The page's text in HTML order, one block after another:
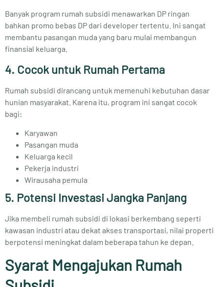
Banyak program rumah subsidi menawarkan DP ringan
bahkan promo bebas DP dari developer tertentu. Ini sangat
membantu pasangan muda yang baru mulai membangun
finansial keluarga.
4. Cocok untuk Rumah Pertama
Rumah subsidi dirancang untuk memenuhi kebutuhan dasar
hunian masyarakat. Karena itu, program ini sangat cocok
bagi:
Karyawan
Pasangan muda
Keluarga kecil
Pekerja industri
Wirausaha pemula
5. Potensi Investasi Jangka Panjang
Jika membeli rumah subsidi di lokasi berkembang seperti
kawasan industri atau dekat akses transportasi, nilai properti
berpotensi meningkat dalam beberapa tahun ke depan.
Syarat Mengajukan Rumah